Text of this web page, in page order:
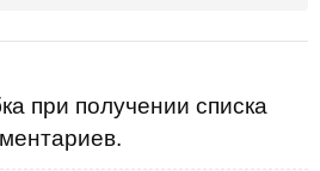
при получении списка